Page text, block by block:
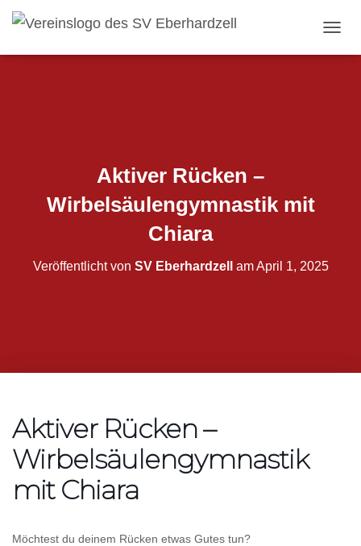
Aktiver Rücken –
Wirbelsäulengymnastik mit
Chiara
Veröffentlicht von SV Eberhardzell amApril 1, 2025
Aktiver Rücken –
Wirbelsäulengymnastik
mit Chiara
Möchtest du deinem Rücken etwas Gutes tun?